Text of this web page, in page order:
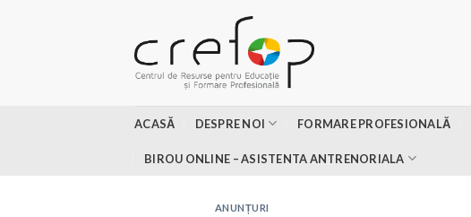
ACASĂ DESPRE NOI FORMARE PROFESIONALĂ
BIROU ONLINE – ASISTENTA ANTRENORIALA
ANUNȚURI